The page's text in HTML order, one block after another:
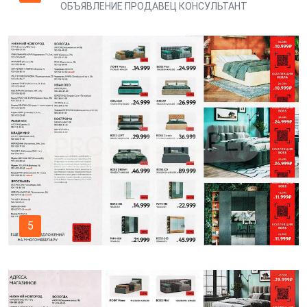
ОБЪЯВЛЕНИЕ ПРОДАВЕЦ КОНСУЛЬТАНТ
5